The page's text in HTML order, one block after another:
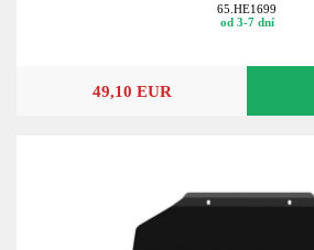
65.HE1699
od 3-7 dní
49,10 EUR